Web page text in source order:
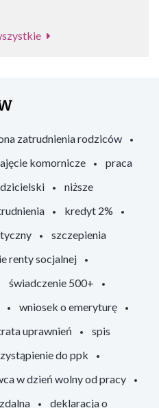
zatrudnienia rodziców
komornicze
praca
niższe
kredyt 2%
szczepienia
renty socjalnej
świadczenie 500+
wniosek o emeryturę
uprawnień
spis
do ppk
w dzień wolny od pracy
deklaracja o